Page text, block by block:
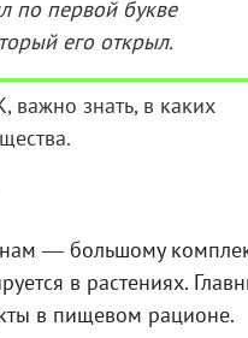
по первой букве
его открыл.
важно знать, в каких
― большому
в растениях.
в пищевом рационе.